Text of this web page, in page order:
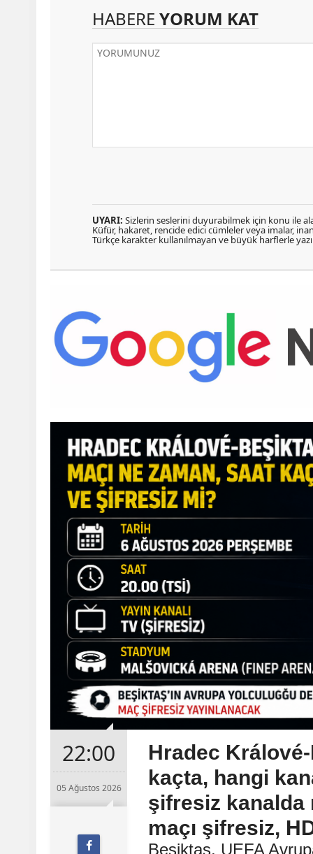
HABERE YORUM KAT
UYARI: Sizlerin seslerini duyurabilmek için konu ile
Küfür, hakaret, rencide edici cümleler veya imalar,
Türkçe karakter kullanılmayan ve büyük harflerle
22:00
05 Ağustos 2026
Hradec
kaçta, hangi
şifresiz kanalda
maçı şifresiz,
Beşiktaş, UEFA